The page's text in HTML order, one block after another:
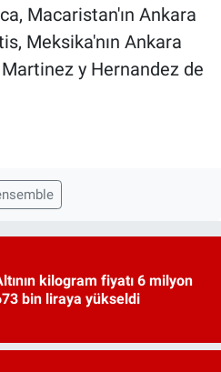
Macaristan'ın Ankara
Meksika'nın Ankara
y Hernandez de
kilogram fiyatı 6 milyon
bin liraya yükseldi